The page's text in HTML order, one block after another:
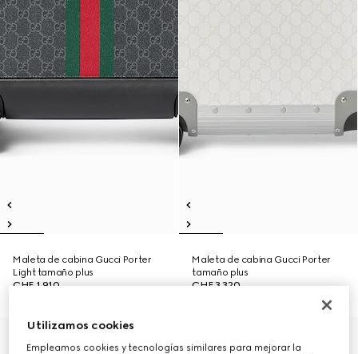
Maleta de cabina Gucci Porter
Light tamaño plus
CHF 1,910
Maleta de cabina Gucci Porter
tamaño plus
CHF 3,320
Utilizamos cookies
Empleamos cookies y tecnologías similares para mejorar la